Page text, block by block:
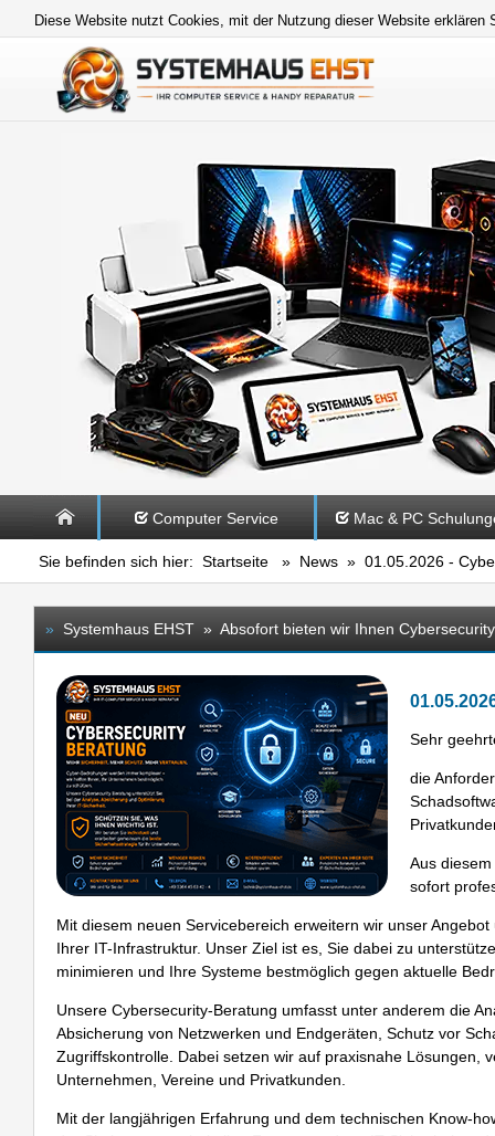
Diese Website nutzt Cookies, mit der Nutzung dieser Website
Computer Service Mac & PC
Sie befinden sich hier: Startseite » News » 01.05.2026 -
» Systemhaus EHST » Absofort bieten wir Ihnen
Sehr
die
Aus
sofort
Mit diesem neuen Servicebereich erweitern wir unser
Ihrer IT-Infrastruktur. Unser Ziel ist es, Sie dabei zu
minimieren und Ihre Systeme bestmöglich gegen aktuelle
Unsere Cybersecurity-Beratung umfasst unter anderem die
Absicherung von Netzwerken und Endgeräten, Schutz vor
Zugriffskontrolle. Dabei setzen wir auf praxisnahe Lösungen,
Unternehmen, Vereine und Privatkunden.
Mit der langjährigen Erfahrung und dem technischen Know-